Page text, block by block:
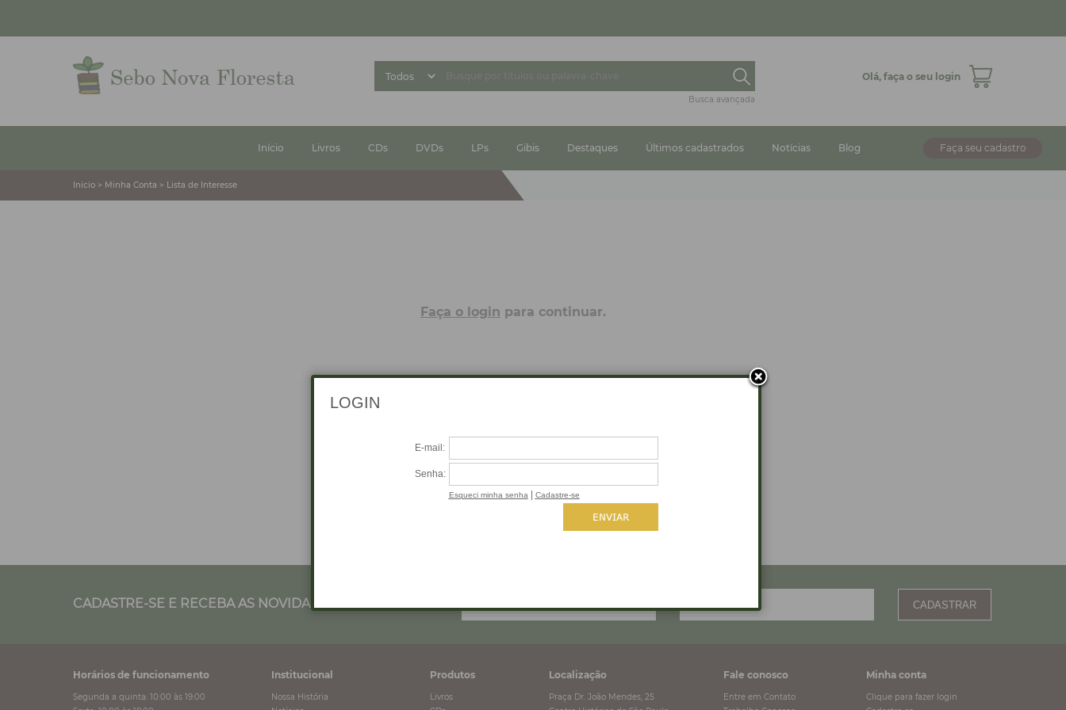
Busca avançada
Olá, faça o seu login
Faça seu cadastro
Início Livros CDs DVDs LPs Gibis Destaques Últimos cadastrados Notícias Blog
Inicio > Minha Conta > Lista de Interesse
Faça o login para continuar.
CADASTRE-SE E RECEBA AS NOVIDADES NO SEU E-MAIL CADASTRAR
Horários de funcionamento
Segunda a quinta: 10:00 às 19:00
Institucional
Nossa História
Produtos
Livros
Localização
Praça Dr. João Mendes, 25
Fale conosco
Entre em Contato
Minha conta
Clique para fazer login